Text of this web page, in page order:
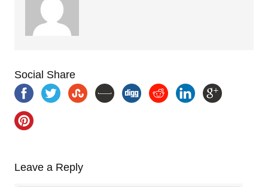
Social Share
Leave a Reply